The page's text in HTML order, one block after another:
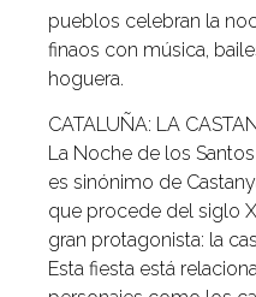
pueblos celebran la
finaos con música,
hoguera.
CATALUÑA: LA
La Noche de los
es sinónimo de
que procede del siglo
gran protagonista: la
Esta fiesta está